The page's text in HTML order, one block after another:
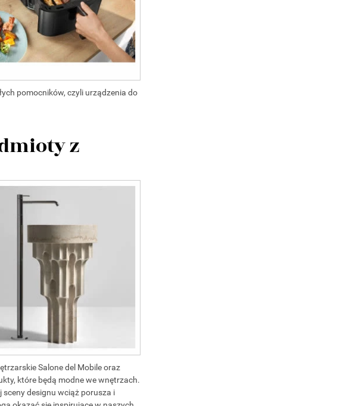
pomocników, czyli urządzenia do
z
Salone del Mobile oraz
które będą modne we wnętrzach.
designu wciąż porusza i